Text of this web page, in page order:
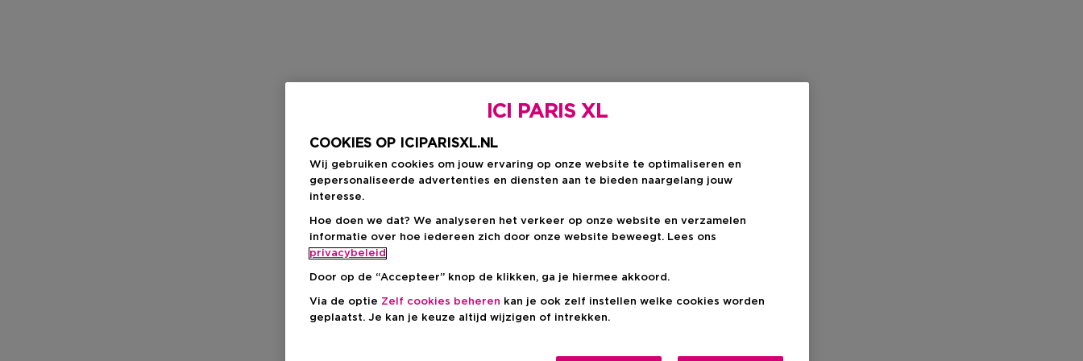
ICI PARIS XL
COOKIES OP ICIPARISXL.NL
Wij gebruiken cookies om jouw ervaring op onze website te optimaliseren en
gepersonaliseerde advertenties en diensten aan te bieden naargelang jouw
interesse.
Hoe doen we dat? We analyseren het verkeer op onze website en verzamelen
informatie over hoe iedereen zich door onze website beweegt. Lees ons
privacybeleid
Door op de “Accepteer” knop de klikken, ga je hiermee akkoord.
Via de optie Zelf cookies beheren kan je ook zelf instellen welke cookies worden
geplaatst. Je kan je keuze altijd wijzigen of intrekken.